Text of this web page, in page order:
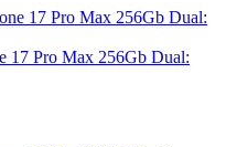
17 Pro Max 256Gb Dual: